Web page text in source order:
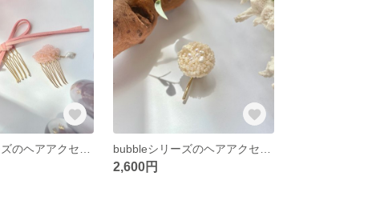
2,600円